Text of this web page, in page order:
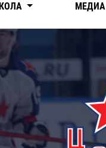
МЕДИА